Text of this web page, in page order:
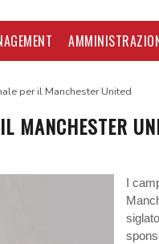
per il Manchester United
MANCHESTER
I